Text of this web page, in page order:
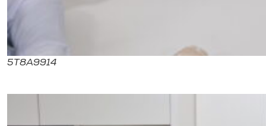
5T8A9914